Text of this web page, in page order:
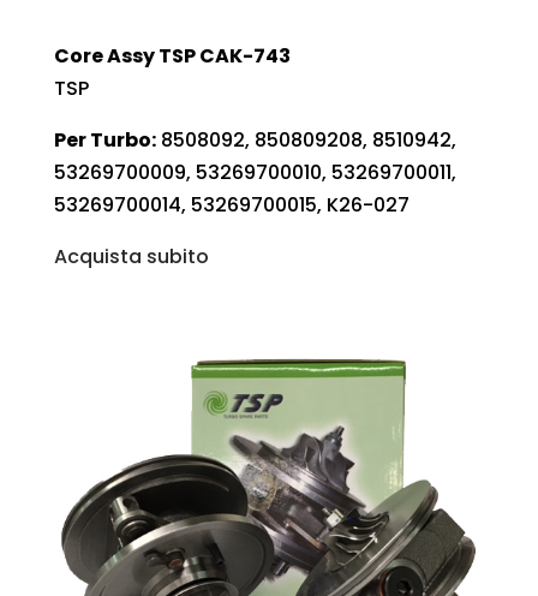
Core Assy TSP CAK-743
TSP
Per Turbo:8508092, 850809208, 8510942,
53269700009, 53269700010, 53269700011,
53269700014, 53269700015, K26-027
Acquista subito